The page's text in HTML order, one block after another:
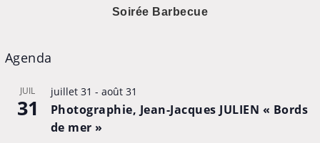
Soirée Barbecue
Agenda
JUIL
31
juillet 31 - août 31
Photographie, Jean-Jacques JULIEN « Bords
de mer »